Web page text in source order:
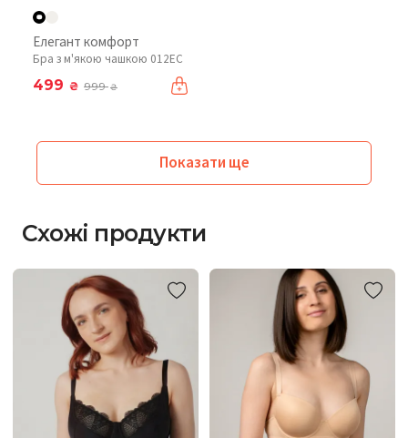
Елегант комфорт
Бра з м'якою чашкою 012EC
499 ₴ 999₴
Показати ще
Схожі продукти